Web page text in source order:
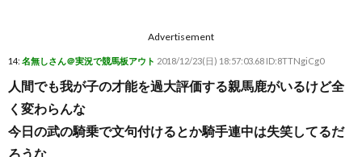
Advertisement
14: 名無しさん＠実況で競馬板アウト 2018/12/23(日) 18:57:03.68 ID:8TTNgiCg0
人間でも我が子の才能を過大評価する親馬鹿がいるけど全
く変わらんな
今日の武の騎乗で文句付けるとか騎手連中は失笑してるだ
ろうな